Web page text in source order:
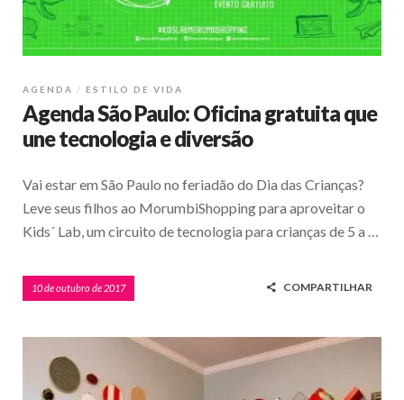
AGENDA ESTILO DE VIDA
Agenda São Paulo: Oficina gratuita que
une tecnologia e diversão
Vai estar em São Paulo no feriadão do Dia das Crianças?
Leve seus filhos ao MorumbiShopping para aproveitar o
Kids´ Lab, um circuito de tecnologia para crianças de 5 a …
10 de outubro de 2017 COMPARTILHAR